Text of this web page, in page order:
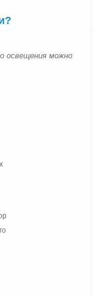
освещения можно